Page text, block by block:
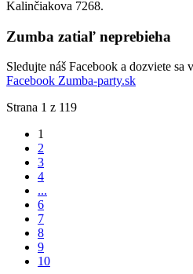
Kalinčiakova 7268.
Zumba zatiaľ neprebieha
Sledujte náš Facebook a dozviete
Facebook Zumba-party.sk
Strana 1 z 119
1
2
3
4
...
6
7
8
9
10